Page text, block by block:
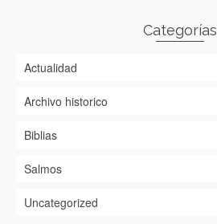
Categorías
Actualidad
Archivo historico
Biblias
Salmos
Uncategorized